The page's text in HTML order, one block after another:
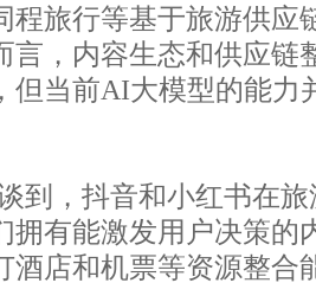
程旅行等基于旅游供应
言，内容生态和供应链
但当前AI大模型的能力
到，抖音和小红书在
拥有能激发用户决策的
酒店和机票等资源整合